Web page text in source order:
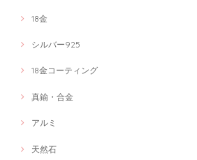
18金
シルバー925
18金コーティング
真鍮・合金
アルミ
天然石